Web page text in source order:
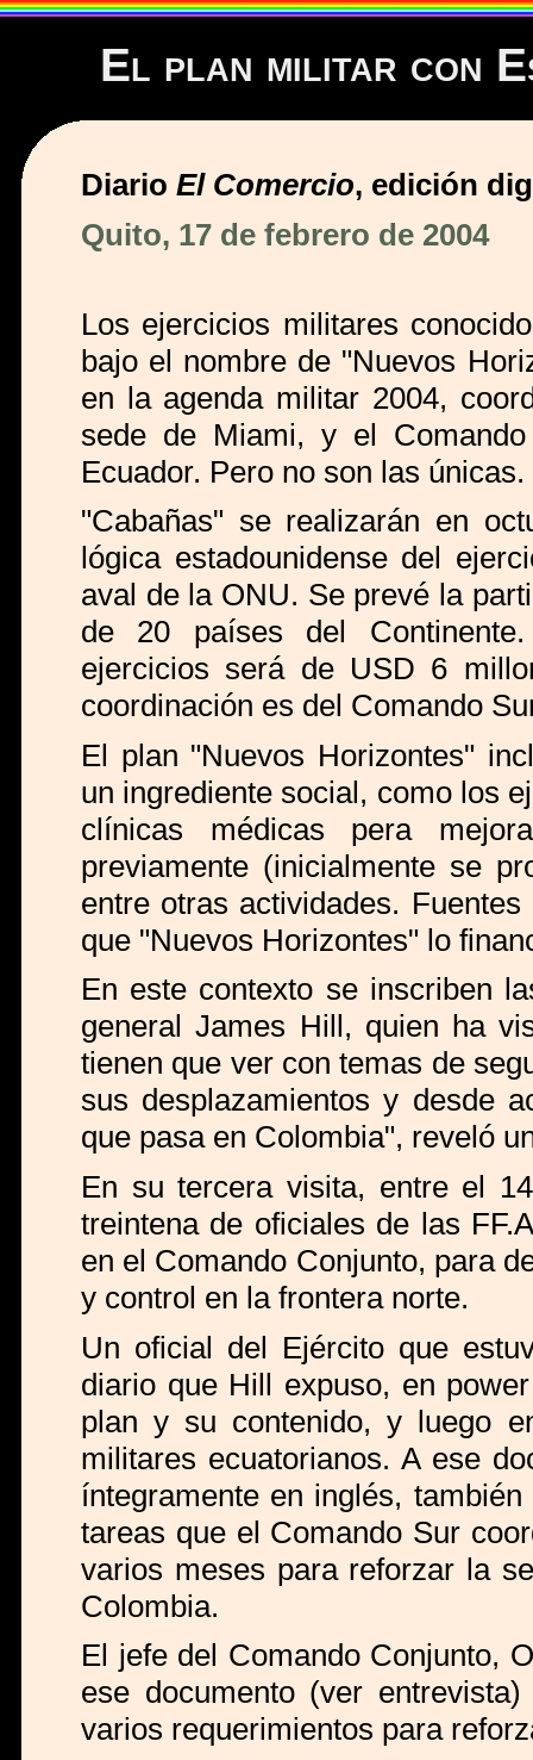
El plan militar con
Diario El Comercio, edición
Quito, 17 de febrero de 2004
Los ejercicios militares
bajo el nombre de "Nuevos
en la agenda militar 2004,
sede de Miami, y el
Ecuador. Pero no son las únicas.
"Cabañas" se realizarán en
lógica estadounidense del
aval de la ONU. Se prevé la
de 20 países del
ejercicios será de USD 6
coordinación es del Comando
El plan "Nuevos Horizontes"
un ingrediente social, como los
clínicas médicas pera
previamente (inicialmente se
entre otras actividades.
que "Nuevos Horizontes" lo
En este contexto se inscriben
general James Hill, quien ha
tienen que ver con temas de
sus desplazamientos y desde
que pasa en Colombia", reveló
En su tercera visita, entre el
treintena de oficiales de las
en el Comando Conjunto, para
y control en la frontera norte.
Un oficial del Ejército que
diario que Hill expuso, en
plan y su contenido, y luego
militares ecuatorianos. A ese
íntegramente en inglés,
tareas que el Comando Sur
varios meses para reforzar la
Colombia.
El jefe del Comando Conjunto,
ese documento (ver
varios requerimientos para